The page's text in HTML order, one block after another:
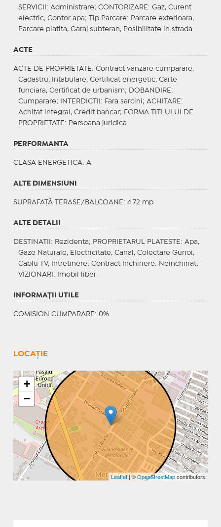
SERVICII : Administrare; CONTORIZARE : Gaz, Curent
electric, Contor apa;
Tip Parcare: Parcare exterioara,
Parcare platita, Garaj subteran, Posibilitate in strada
ACTE
ACTE DE PROPRIETATE : Contract vanzare cumparare,
Cadastru, Intabulare, Certificat energetic, Carte
funciara, Certificat de urbanism;
DOBANDIRE :
Cumparare;
INTERDICTII : Fara sarcini; ACHITARE :
Achitat integral, Credit bancar; FORMA TITLULUI DE
PROPRIETATE : Persoana juridica
PERFORMANTA
CLASA ENERGETICA: A
ALTE DIMENSIUNI
SUPRAFAȚĂ TERASE/BALCOANE: 4.72 mp
ALTE DETALII
DESTINATII : Rezidenta; PROPRIETARUL PLATESTE : Apa,
Gaze Naturale, Electricitate, Canal, Colectare Gunoi,
Cablu TV, Intretinere; Contract Inchiriere: Neinchiriat;
VIZIONARI : Imobil liber
INFORMAŢII UTILE
COMISION CUMPARARE: 0%
LOCAȚIE
+
−
Leaflet | ©OpenStreetMapcontributors